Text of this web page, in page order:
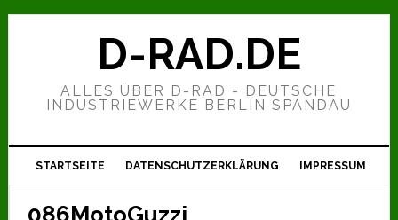
Zur
Hauptnavigation
Zum
Zur
D-RAD.DE
ALLES ÜBER D-RAD - DEUTSCHE
INDUSTRIEWERKE BERLIN SPANDAU
STARTSEITE DATENSCHUTZERKLÄRUNG IMPRESSUM
086MotoGuzzi